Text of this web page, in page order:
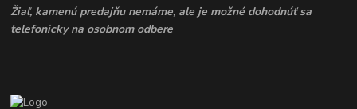
Žiaľ, kamenú predajňu nemáme, ale je možné dohodnúť sa
telefonicky na osobnom odbere